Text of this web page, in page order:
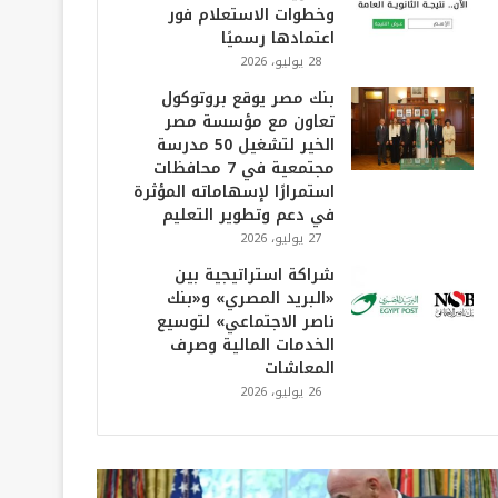
وخطوات الاستعلام فور
اعتمادها رسميًا
28 يوليو، 2026
بنك مصر يوقع بروتوكول
تعاون مع مؤسسة مصر
الخير لتشغيل 50 مدرسة
مجتمعية في 7 محافظات
استمرارًا لإسهاماته المؤثرة
في دعم وتطوير التعليم
27 يوليو، 2026
شراكة استراتيجية بين
«البريد المصري» و«بنك
ناصر الاجتماعي» لتوسيع
الخدمات المالية وصرف
المعاشات
26 يوليو، 2026